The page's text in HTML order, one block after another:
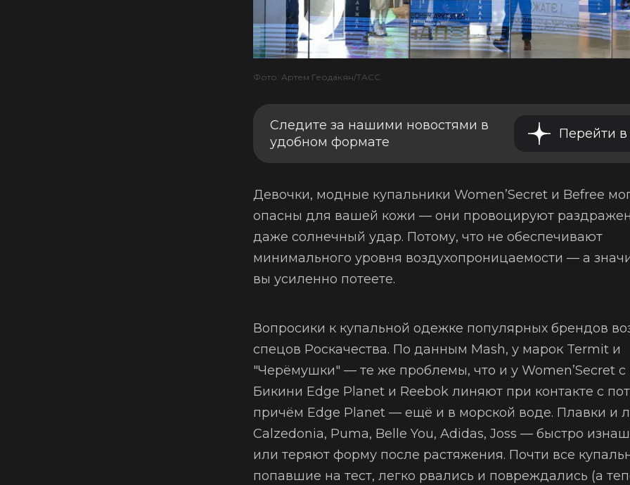
Фото: Артем Геодакян/ТАСС
Следите за нашими новостями в
удобном формате
Перейти в
Девочки, модные купальники Women’Secret и Befree
опасны для вашей кожи — они провоцируют
даже солнечный удар. Потому, что не обеспечивают
минимального уровня воздухопроницаемости — а
вы усиленно потеете.
Вопросики к купальной одежке популярных брендов
спецов Роскачества. По данным Mash, у марок Termit и
"Черёмушки" — те же проблемы, что и у Women’Secret с
Бикини Edge Planet и Reebok линяют при контакте с
причём Edge Planet — ещё и в морской воде. Плавки и
Calzedonia, Puma, Belle You, Adidas, Joss — быстро
или теряют форму после растяжения. Почти все
попавшие на тест, легко рвались и повреждались (а